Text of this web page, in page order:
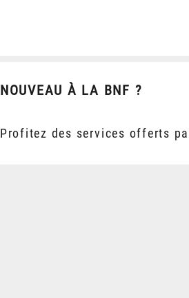
NOUVEAU À LA BNF ?
Profitez des services offerts